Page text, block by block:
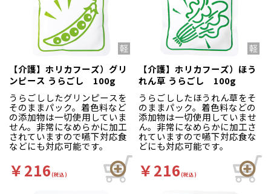
【介護】ホリカフーズ）グリ
ンピース うらごし 100g
うらごししたグリンピースを
そのままパック。着色料など
の添加物は一切使用していま
せん。非常になめらかに加工
されていますので嚥下対応食
などにも対応可能です。
￥216(税込)
【介護】ホリカフーズ）ほう
れん草 うらごし 100g
うらごししたほうれん草をそ
のままパック。着色料などの
添加物は一切使用していませ
ん。非常になめらかに加工さ
れていますので嚥下対応食な
どにも対応可能です。
￥216(税込)